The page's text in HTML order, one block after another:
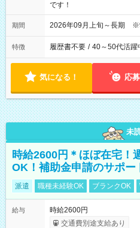
です！
期間 2026年09月上旬～長期
特徴 履歴書不要 / 40～50代活躍
気になる！ 応
未
時給2600円＊ほぼ在宅！
OK！補助金申請のサポー
派遣 職種未経験OK ブランクOK
給与
時給2600円
交通費別途支給あり